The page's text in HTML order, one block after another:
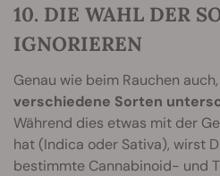
10. DIE WAHL DER
IGNORIEREN
Genau wie beim Rauchen auch,
verschiedene Sorten
Während dies etwas mit der
hat (Indica oder Sativa), wirst
bestimmte Cannabinoid- und